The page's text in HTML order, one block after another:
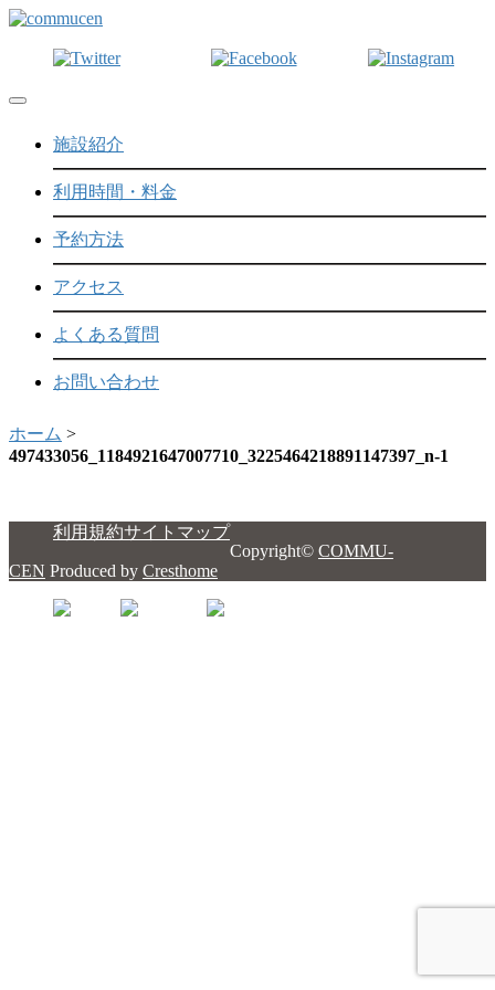
Toggle navigation
施設紹介
利用時間・料金
予約方法
アクセス
よくある質問
お問い合わせ
ホーム >
497433056_1184921647007710_3225464218891147397_n-1
利用規約サイトマップ
Copyright© COMMU-
CEN Produced by Cresthome